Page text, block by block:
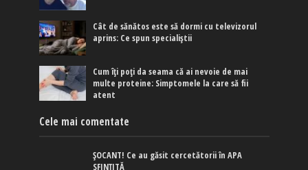
Cât de sănătos este să dormi cu televizorul
aprins: Ce spun specialiștii
Cum îți poți da seama că ai nevoie de mai
multe proteine: Simptomele la care să fii
atent
Cele mai comentate
ȘOCANT! Ce au găsit cercetătorii în APA
SFINȚITĂ